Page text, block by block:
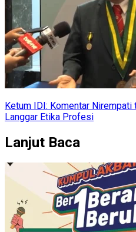
Ketum IDI: Komentar
Langgar Etika Profesi
Lanjut Baca